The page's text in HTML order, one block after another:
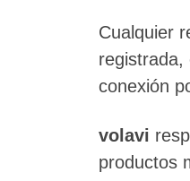
Cualquier
registrada,
conexión
volavi
productos